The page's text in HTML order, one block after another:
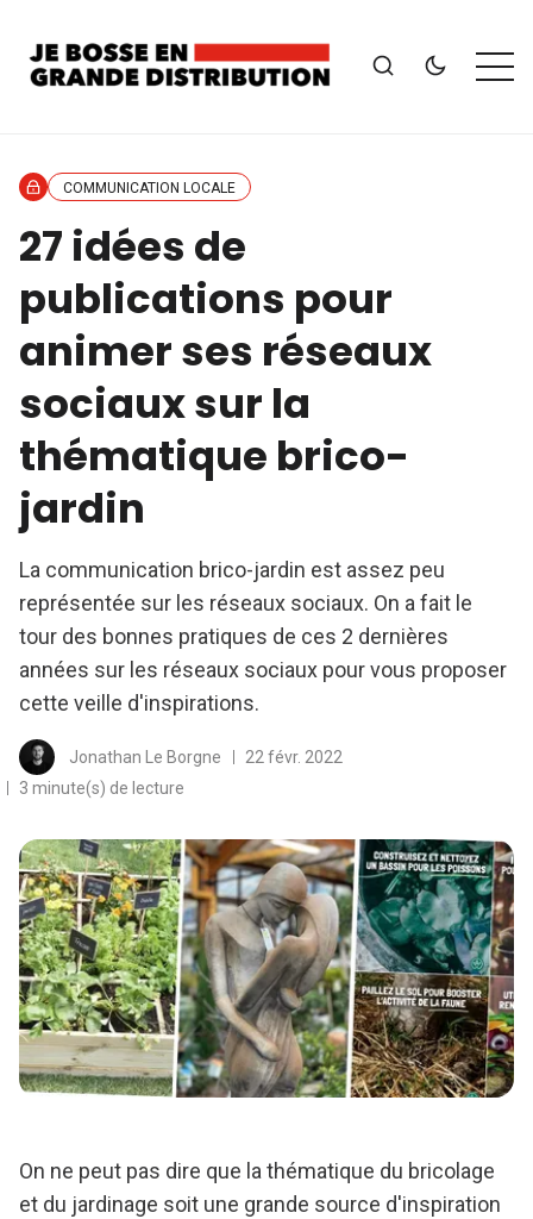
COMMUNICATION LOCALE
27 idées de
publications pour
animer ses réseaux
sociaux sur la
thématique brico-
jardin
La communication brico-jardin est assez peu
représentée sur les réseaux sociaux. On a fait le
tour des bonnes pratiques de ces 2 dernières
années sur les réseaux sociaux pour vous proposer
cette veille d'inspirations.
Jonathan Le Borgne
22 févr. 2022
3 minute(s) de lecture
On ne peut pas dire que la thématique du bricolage
et du jardinage soit une grande source d'inspiration